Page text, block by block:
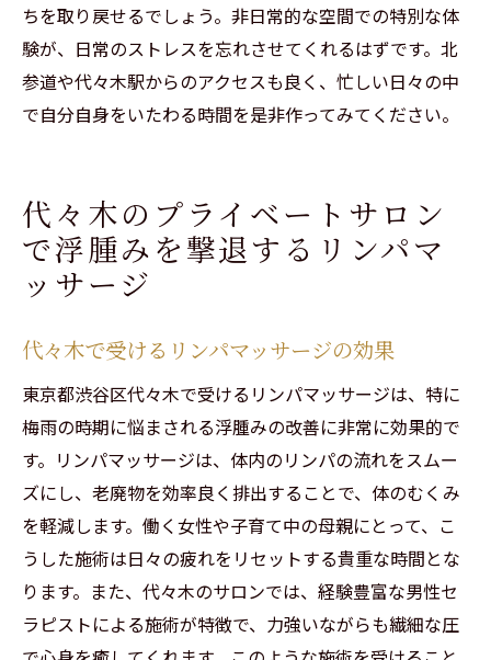
ちを取り戻せるでしょう。非日常的な空間での特別な体
験が、日常のストレスを忘れさせてくれるはずです。北
参道や代々木駅からのアクセスも良く、忙しい日々の中
で自分自身をいたわる時間を是非作ってみてください。
代々木のプライベートサロン
で浮腫みを撃退するリンパマ
ッサージ
代々木で受けるリンパマッサージの効果
東京都渋谷区代々木で受けるリンパマッサージは、特に
梅雨の時期に悩まされる浮腫みの改善に非常に効果的で
す。リンパマッサージは、体内のリンパの流れをスムー
ズにし、老廃物を効率良く排出することで、体のむくみ
を軽減します。働く女性や子育て中の母親にとって、こ
うした施術は日々の疲れをリセットする貴重な時間とな
ります。また、代々木のサロンでは、経験豊富な男性セ
ラピストによる施術が特徴で、力強いながらも繊細な圧